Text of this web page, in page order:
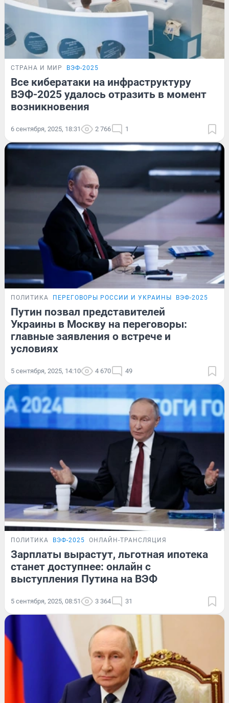
СТРАНА И МИР ВЭФ-2025
Все кибератаки на инфраструктуру
ВЭФ-2025 удалось отразить в момент
возникновения
6 сентября, 2025, 18:31 2 766 1
ПОЛИТИКА ПЕРЕГОВОРЫ РОССИИ И УКРАИНЫ ВЭФ-2025
Путин позвал представителей
Украины в Москву на переговоры:
главные заявления о встрече и
условиях
5 сентября, 2025, 14:10 4 670 49
ПОЛИТИКА ВЭФ-2025 ОНЛАЙН-ТРАНСЛЯЦИЯ
Зарплаты вырастут, льготная ипотека
станет доступнее: онлайн с
выступления Путина на ВЭФ
5 сентября, 2025, 08:51 3 364 31